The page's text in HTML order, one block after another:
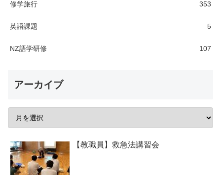
修学旅行 353
英語課題 5
NZ語学研修 107
アーカイブ
【教職員】救急法講習会